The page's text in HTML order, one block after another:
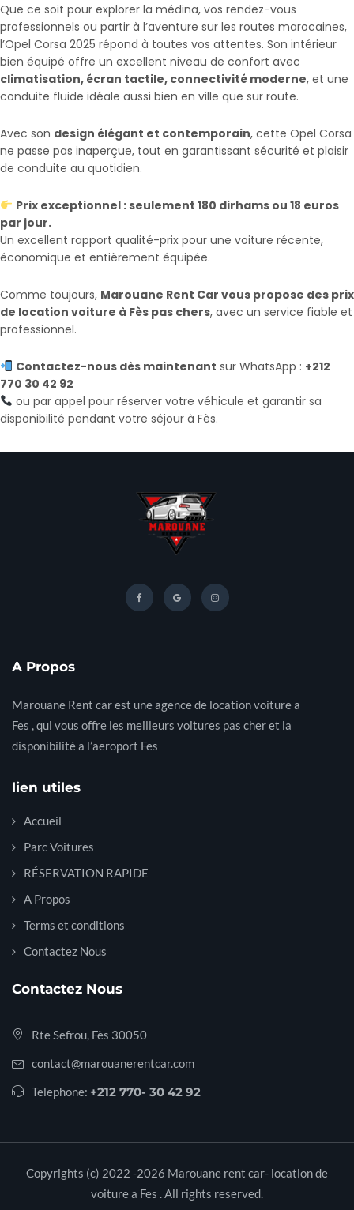
Que ce soit pour explorer la médina, vos rendez-vous
professionnels ou partir à l’aventure sur les routes marocaines,
l’Opel Corsa 2025 répond à toutes vos attentes. Son intérieur
bien équipé offre un excellent niveau de confort avec
climatisation, écran tactile, connectivité moderne, et une
conduite fluide idéale aussi bien en ville que sur route.
Avec son design élégant et contemporain, cette Opel Corsa
ne passe pas inaperçue, tout en garantissant sécurité et plaisir
de conduite au quotidien.
Prix exceptionnel : seulement 180 dirhams ou 18 euros
par jour.
Un excellent rapport qualité-prix pour une voiture récente,
économique et entièrement équipée.
Comme toujours, Marouane Rent Car vous propose des prix
de location voiture à Fès pas chers, avec un service fiable et
professionnel.
Contactez-nous dès maintenant sur WhatsApp : +212
770 30 42 92
ou par appel pour réserver votre véhicule et garantir sa
disponibilité pendant votre séjour à Fès.
A Propos
Marouane Rent car est une agence de location voiture a
Fes , qui vous offre les meilleurs voitures pas cher et la
disponibilité a l’aeroport Fes
lien utiles
Accueil
Parc Voitures
RÉSERVATION RAPIDE
A Propos
Terms et conditions
Contactez Nous
Contactez Nous
Rte Sefrou, Fès 30050
contact@marouanerentcar.com
Telephone: +212 770- 30 42 92
Copyrights (c) 2022 -2026 Marouane rent car- location de
voiture a Fes . All rights reserved.